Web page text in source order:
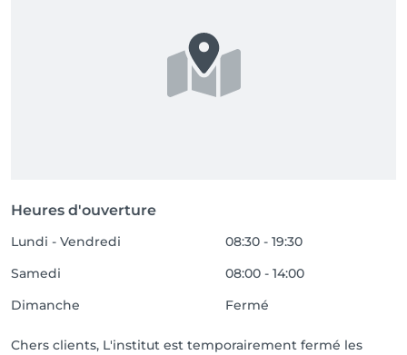
Heures d'ouverture
Lundi - Vendredi
08:30 - 19:30
Samedi
08:00 - 14:00
Dimanche
Fermé
Chers clients, L'institut est temporairement fermé les